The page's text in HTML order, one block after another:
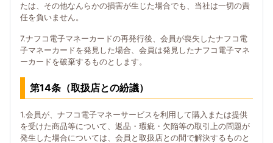
たは、その他なんらかの損害が生じた場合でも、当社は一切の責
任を負いません。
7.ナフコ電子マネーカードの再発行後、会員が喪失したナフコ電
子マネーカードを発見した場合、会員は発見したナフコ電子マネ
ーカードを破棄するものとします。
第14条（取扱店との紛議）
1.会員が、ナフコ電子マネーサービスを利用して購入または提供
を受けた商品等について、返品・瑕疵・欠陥等の取引上の問題が
発生した場合については、会員と取扱店との間で解決するものと